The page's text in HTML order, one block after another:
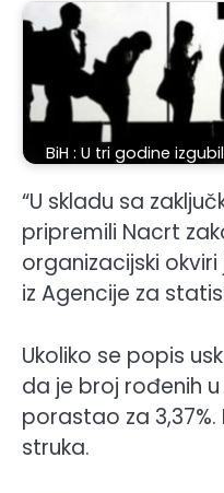
BiH : U tri godine
“U skladu sa
pripremili Nacrt
organizacijski
iz Agencije za
Ukoliko se popis
da je broj rođenih
porastao za
struka.